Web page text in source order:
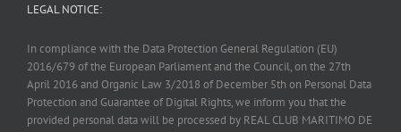
LEGAL NOTICE:
In compliance with the Data Protection General Regulation (EU)
2016/679 of the European Parliament and the Council, on the 27th
April 2016 and Organic Law 3/2018 of December 5th on Personal Data
Protection and Guarantee of Digital Rights, we inform you that the
provided personal data will be processed by REAL CLUB MARITIMO DE